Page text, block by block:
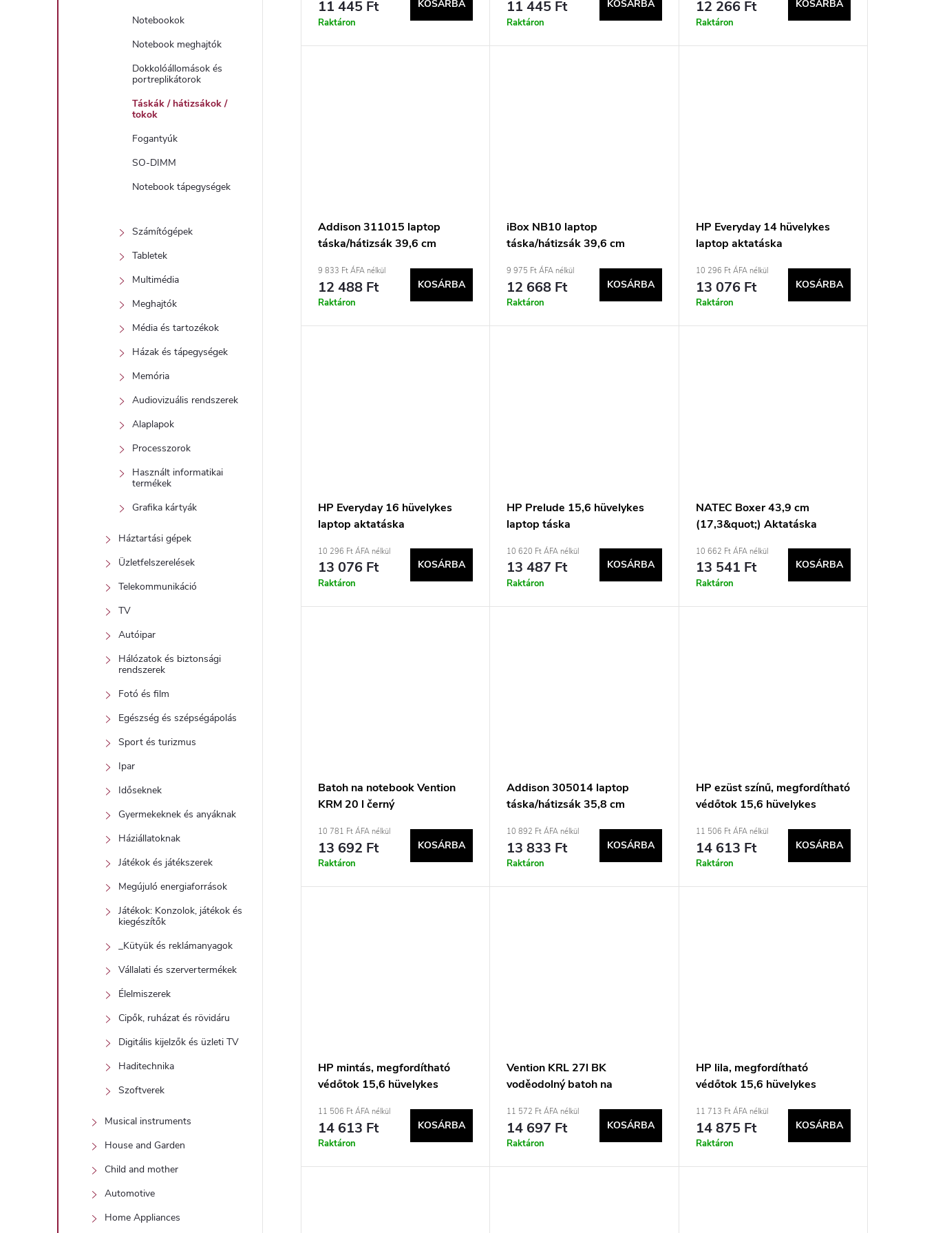
Notebookok
Notebook meghajtók
Dokkolóállomások és
portreplikátorok
Táskák / hátizsákok /
tokok
Fogantyúk
SO-DIMM
Notebook tápegységek
Számítógépek
Tabletek
Multimédia
Meghajtók
Média és tartozékok
Házak és tápegységek
Memória
Audiovizuális rendszerek
Alaplapok
Processzorok
Használt informatikai
termékek
Grafika kártyák
Háztartási gépek
Üzletfelszerelések
Telekommunikáció
TV
Autóipar
Hálózatok és biztonsági
rendszerek
Fotó és film
Egészség és szépségápolás
Sport és turizmus
Ipar
Időseknek
Gyermekeknek és anyáknak
Háziállatoknak
Játékok és játékszerek
Megújuló energiaforrások
Játékok: Konzolok, játékok és
kiegészítők
_Kütyük és reklámanyagok
Vállalati és szervertermékek
Élelmiszerek
Cipők, ruházat és rövidáru
Digitális kijelzők és üzleti TV
Haditechnika
Szoftverek
Musical instruments
House and Garden
Child and mother
Automotive
Home Appliances
11 445 Ft
Raktáron
KOSÁRBA 11 445 Ft
Raktáron
KOSÁRBA 12 266 Ft
Raktáron
KOSÁRBA
Addison 311015 laptop
táska/hátizsák 39,6 cm
9 833 Ft ÁFA nélkül
12 488 Ft
Raktáron
KOSÁRBA
iBox NB10 laptop
táska/hátizsák 39,6 cm
Fekete
9 975 Ft ÁFA nélkül
12 668 Ft
Raktáron
KOSÁRBA
HP Everyday 14 hüvelykes
laptop aktatáska
10 296 Ft ÁFA nélkül
13 076 Ft
Raktáron
KOSÁRBA
HP Everyday 16 hüvelykes
laptop aktatáska
10 296 Ft ÁFA nélkül
13 076 Ft
Raktáron
KOSÁRBA
HP Prelude 15,6 hüvelykes
laptop táska
10 620 Ft ÁFA nélkül
13 487 Ft
Raktáron
KOSÁRBA
NATEC Boxer 43,9 cm
(17,3&quot;) Aktatáska
10 662 Ft ÁFA nélkül
13 541 Ft
Raktáron
KOSÁRBA
Batoh na notebook Vention
KRM 20 l černý
10 781 Ft ÁFA nélkül
13 692 Ft
Raktáron
KOSÁRBA
Addison 305014 laptop
táska/hátizsák 35,8 cm
Fekete
10 892 Ft ÁFA nélkül
13 833 Ft
Raktáron
KOSÁRBA
HP ezüst színű, megfordítható
védőtok 15,6 hüvelykes
11 506 Ft ÁFA nélkül
14 613 Ft
Raktáron
KOSÁRBA
HP mintás, megfordítható
védőtok 15,6 hüvelykes
11 506 Ft ÁFA nélkül
14 613 Ft
Raktáron
KOSÁRBA
Vention KRL 27l BK
voděodolný batoh na
11 572 Ft ÁFA nélkül
14 697 Ft
Raktáron
KOSÁRBA
HP lila, megfordítható
védőtok 15,6 hüvelykes
11 713 Ft ÁFA nélkül
14 875 Ft
Raktáron
KOSÁRBA